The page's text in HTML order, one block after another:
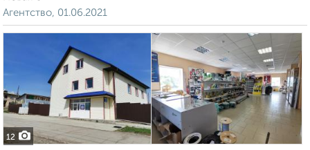
Агентство, 01.06.2021
12